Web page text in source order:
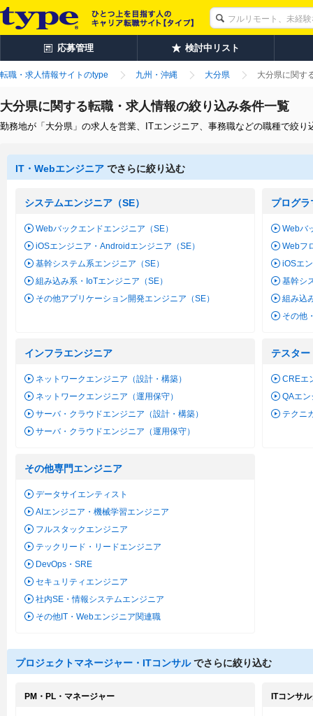
応募管理 検討中リスト
転職・求人情報サイトのtype 九州・沖縄 大分県 大分県に関す
大分県に関する転職・求人情報の絞り込み条件一覧
勤務地が「大分県」の求人を営業、ITエンジニア、事務職などの職種で絞り
IT・Webエンジニア でさらに絞り込む
システムエンジニア（SE）
Webバックエンドエンジニア（SE）
iOSエンジニア・Androidエンジニア（SE）
基幹システム系エンジニア（SE）
組み込み系・IoTエンジニア（SE）
その他アプリケーション開発エンジニア（SE）
プログ
Webバ
Webフ
iOSエ
基幹シ
組み込
その他
インフラエンジニア
ネットワークエンジニア（設計・構築）
ネットワークエンジニア（運用保守）
サーバ・クラウドエンジニア（設計・構築）
サーバ・クラウドエンジニア（運用保守）
テスタ
CREエ
QAエ
テクニ
その他専門エンジニア
データサイエンティスト
AIエンジニア・機械学習エンジニア
フルスタックエンジニア
テックリード・リードエンジニア
DevOps・SRE
セキュリティエンジニア
社内SE・情報システムエンジニア
その他IT・Webエンジニア関連職
プロジェクトマネージャー・ITコンサル でさらに絞り込む
PM・PL・マネージャー ITコンサ